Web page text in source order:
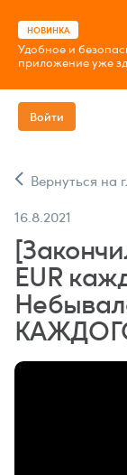
НОВИНКА
Удобное и
приложение уже
Войти
Вернуться на
16.8.2021
EUR